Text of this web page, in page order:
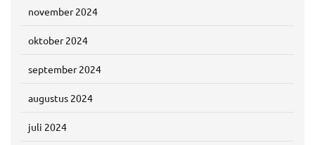
november 2024
oktober 2024
september 2024
augustus 2024
juli 2024